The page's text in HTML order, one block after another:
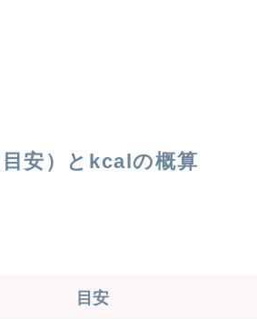
安）とkcalの概算
目安